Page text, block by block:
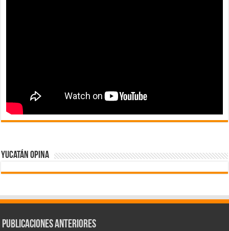
Yucatán Opina
Publicaciones Anteriores